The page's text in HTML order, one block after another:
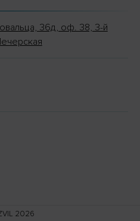
36д, оф. 38, 3-й
2026